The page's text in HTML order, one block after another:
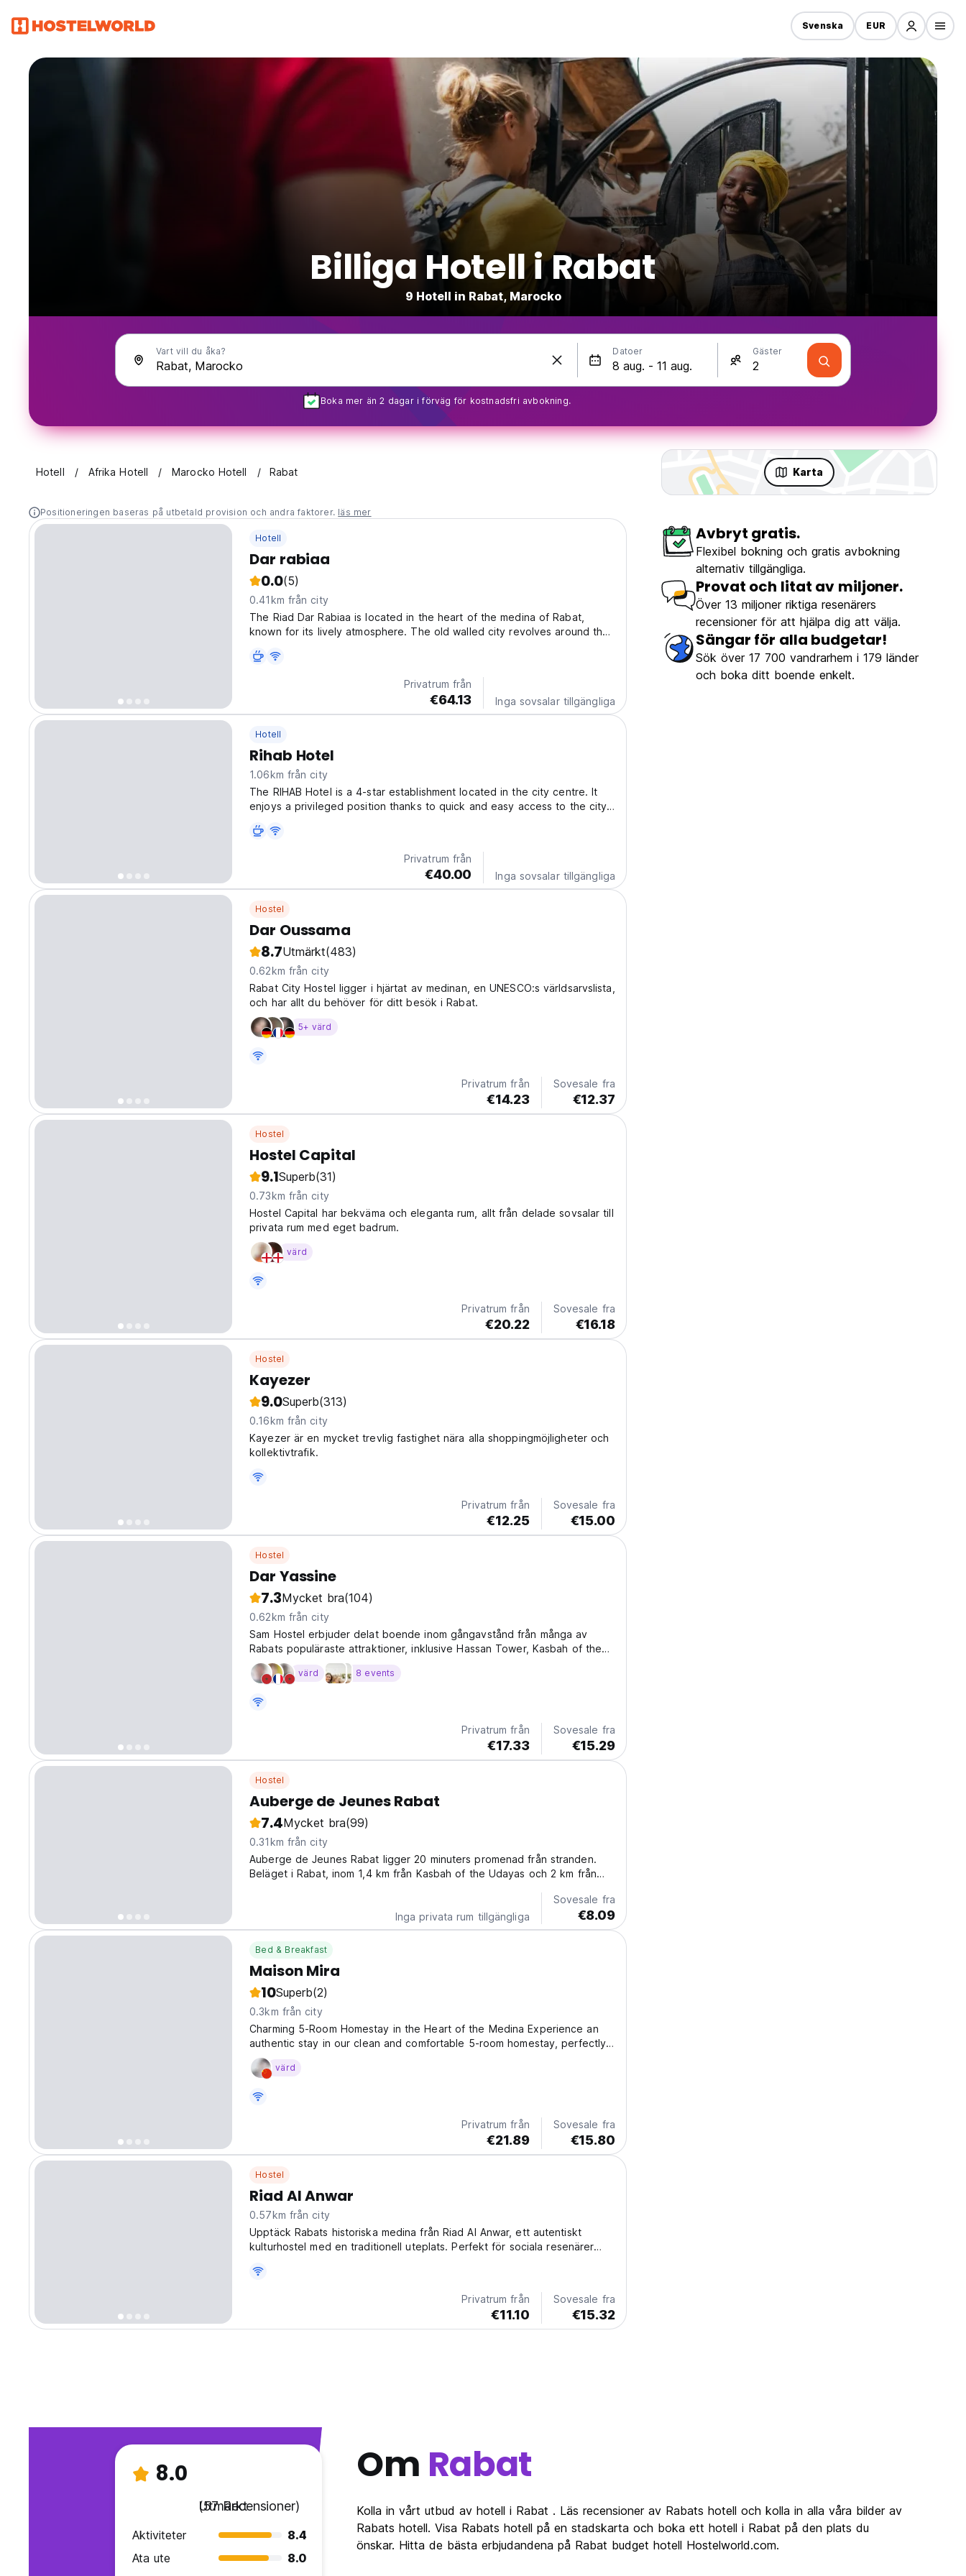
Svenska EUR
Billiga Hotell i Rabat
9 Hotell in Rabat, Marocko
Vart vill du åka? Datoer Gäster
Boka mer än 2 dagar i förväg för kostnadsfri avbokning.
Hotell Afrika Hotell Marocko Hotell Rabat Karta
Positioneringen baseras på utbetald provision och andra faktorer. läs mer
Hotell
Dar rabiaa
0.0(5)
0.41km från city
The Riad Dar Rabiaa is located in the heart of the medina of Rabat,
known for its lively atmosphere. The old walled city revolves around the
ceramics, spices and jewelry. Traditionally a...
Privatrum från
€64.13 Inga sovsalar tillgängliga
Hotell
Rihab Hotel
1.06km från city
The RIHAB Hotel is a 4-star establishment located in the city centre. It
enjoys a privileged position thanks to quick and easy access to the city
splendid corniche. Rabat-Salé airport is...
Privatrum från
€40.00 Inga sovsalar tillgängliga
Hostel
Dar Oussama
8.7Utmärkt(483)
0.62km från city
Rabat City Hostel ligger i hjärtat av medinan, en UNESCO:s världsarvslista,
och har allt du behöver för ditt besök i Rabat.
5+ värd
Privatrum från
€14.23
Sovesale fra
€12.37
Hostel
Hostel Capital
9.1Superb(31)
0.73km från city
Hostel Capital har bekväma och eleganta rum, allt från delade sovsalar till
privata rum med eget badrum.
värd
Privatrum från
€20.22
Sovesale fra
€16.18
Hostel
Kayezer
9.0Superb(313)
0.16km från city
Kayezer är en mycket trevlig fastighet nära alla shoppingmöjligheter och
kollektivtrafik.
Privatrum från
€12.25
Sovesale fra
€15.00
Hostel
Dar Yassine
7.3Mycket bra(104)
0.62km från city
Sam Hostel erbjuder delat boende inom gångavstånd från många av
Rabats populäraste attraktioner, inklusive Hassan Tower, Kasbah of the
Udayas och Mausoleum of Mohammed V.
värd 8 events
Privatrum från
€17.33
Sovesale fra
€15.29
Hostel
Auberge de Jeunes Rabat
7.4Mycket bra(99)
0.31km från city
Auberge de Jeunes Rabat ligger 20 minuters promenad från stranden.
Beläget i Rabat, inom 1,4 km från Kasbah of the Udayas och 2 km från
Inga privata rum tillgängliga
Sovesale fra
€8.09
Bed & Breakfast
Maison Mira
10Superb(2)
0.3km från city
Charming 5-Room Homestay in the Heart of the Medina Experience an
authentic stay in our clean and comfortable 5-room homestay, perfectly
located in the heart of the Medina. Everything you need is just steps
away, making it the ideal base for exploring the...
värd
Privatrum från
€21.89
Sovesale fra
€15.80
Hostel
Riad Al Anwar
0.57km från city
Upptäck Rabats historiska medina från Riad Al Anwar, ett autentiskt
kulturhostel med en traditionell uteplats. Perfekt för sociala resenärer
translated from original language)
Privatrum från
€11.10
Sovesale fra
€15.32
Avbryt gratis.
Flexibel bokning och gratis avbokning
alternativ tillgängliga.
Provat och litat av miljoner.
Över 13 miljoner riktiga resenärers
recensioner för att hjälpa dig att välja.
Sängar för alla budgetar!
Sök över 17 700 vandrarhem i 179 länder
och boka ditt boende enkelt.
8.0
Utmärkt
(57 Recensioner)
Aktiviteter
8.4
Ata ute
8.0
Om Rabat
Kolla in vårt utbud av hotell i Rabat . Läs recensioner av Rabats hotell och kolla in alla våra bilder av
Rabats hotell. Visa Rabats hotell på en stadskarta och boka ett hotell i Rabat på den plats du
önskar. Hitta de bästa erbjudandena på Rabat budget hotell Hostelworld.com.